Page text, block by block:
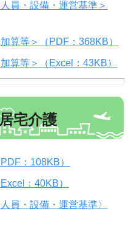
員・設備・運営基準＞
算等＞（PDF：368KB）
算等＞（Excel：43KB）
宅介護
：108KB）
：40KB）
員・設備・運営基準〉